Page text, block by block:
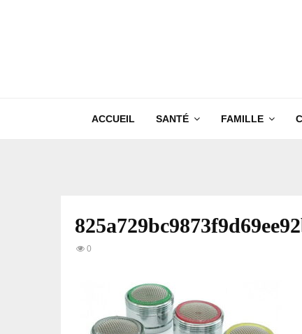
ACCUEIL SANTÉ FAMILLE
0